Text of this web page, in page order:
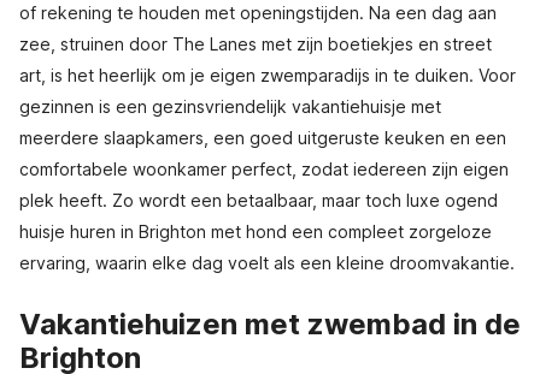
of rekening te houden met openingstijden. Na een dag aan
zee, struinen door The Lanes met zijn boetiekjes en street
art, is het heerlijk om je eigen zwemparadijs in te duiken. Voor
gezinnen is een gezinsvriendelijk vakantiehuisje met
meerdere slaapkamers, een goed uitgeruste keuken en een
comfortabele woonkamer perfect, zodat iedereen zijn eigen
plek heeft. Zo wordt een betaalbaar, maar toch luxe ogend
huisje huren in Brighton met hond een compleet zorgeloze
ervaring, waarin elke dag voelt als een kleine droomvakantie.
Vakantiehuizen met zwembad in de
Brighton